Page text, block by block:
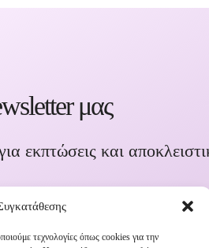
τεχνολογίες όπως cookies για την
μας
εκπτώσεις και